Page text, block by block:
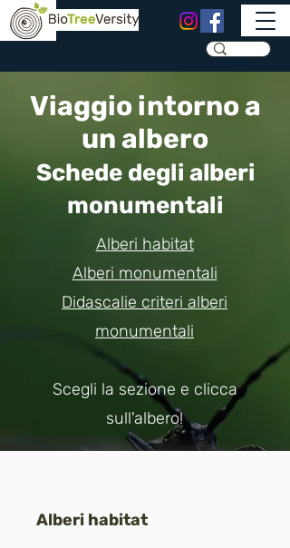
Viaggio intorno a
un albero
Schede degli alberi
monumentali
Alberi habitat
Alberi monumentali
Didascalie criteri alberi
monumentali
Scegli la sezione e clicca
sull'albero!
Alberi habitat